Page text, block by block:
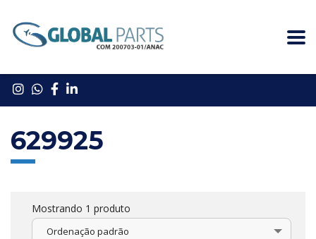
629925
Mostrando 1 produto
Ordenação padrão